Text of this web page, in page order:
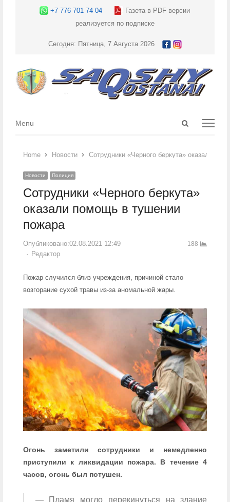
+7 776 701 74 04
Газета в PDF версии
реализуется по подписке
Сегодня: Пятница, 7 Августа 2026
Open
Menu
Menu
Home Новости Сотрудники «Черного беркута» оказали
Новости Полиция
Сотрудники «Черного беркута»
оказали помощь в тушении
пожара
Опубликовано:02.08.2021 12:49
Author
Редактор
188
Пожар случился близ учреждения, причиной стало
возгорание сухой травы из-за аномальной жары.
Огонь заметили сотрудники и немедленно
приступили к ликвидации пожара. В течение 4
часов, огонь был потушен.
— Пламя могло перекинуться на здание